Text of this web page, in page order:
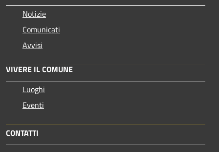
Notizie
Comunicati
Avvisi
VIVERE IL COMUNE
Luoghi
Eventi
CONTATTI